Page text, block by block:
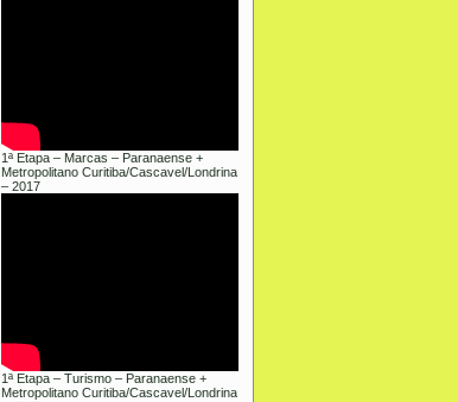
1ª Etapa – Marcas – Paranaense +
Metropolitano Curitiba/Cascavel/Londrina
– 2017
1ª Etapa – Turismo – Paranaense +
Metropolitano Curitiba/Cascavel/Londrina